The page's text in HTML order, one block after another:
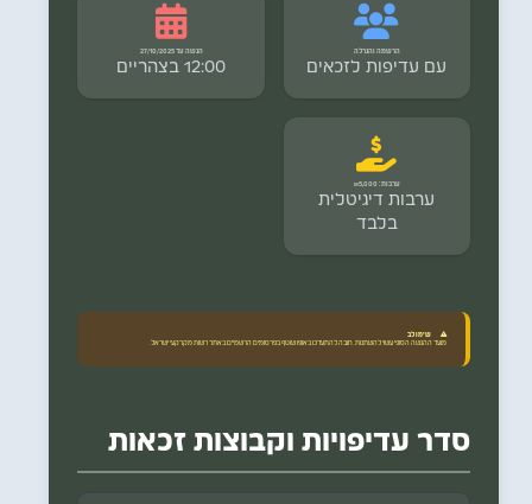
הרשמה והגרלה
עם עדיפות לזכאים
הגשה עד 27/10/2025
12:00 בצהריים
ערבות: ₪5,000
ערבות דיגיטלית
בלבד
שימו לב
מועד ההגשה הסופי עשוי להשתנות. חובה להתעדכן באופן שוטף בפרסומים הרשמיים באתר רשות מקרקעי ישראל.
סדר עדיפויות וקבוצות זכאות